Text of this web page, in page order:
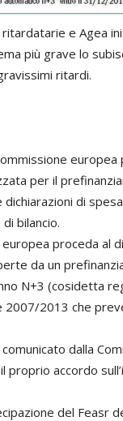
e Agea
più grave lo
ritardi.
per il
di
bilancio.
proceda al
da un
N+3 (cosidetta
2013 che
dalla
accordo
del Feasr